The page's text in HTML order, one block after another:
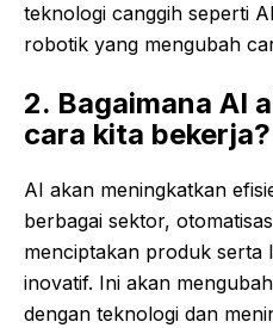
teknologi canggih seperti
robotik yang mengubah
2. Bagaimana AI
cara kita bekerja?
AI akan meningkatkan
berbagai sektor,
menciptakan produk serta
inovatif. Ini akan
dengan teknologi dan